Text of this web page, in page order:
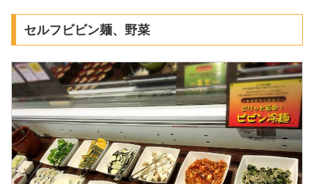
セルフビビン麺、野菜